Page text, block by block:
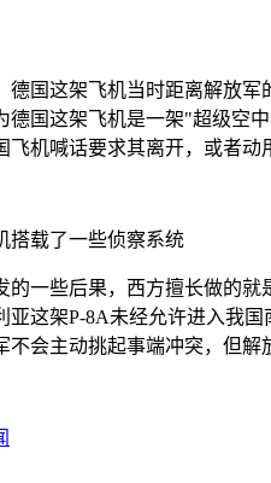
德国这架飞机当时距离解放
德国这架飞机是一架"超级空
飞机喊话要求其离开，或者
搭载了一些侦察系统
的一些后果，西方擅长做的
亚这架P-8A未经允许进入我
不会主动挑起事端冲突，但